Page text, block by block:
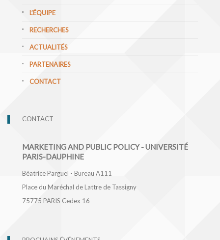
L’ÉQUIPE
RECHERCHES
ACTUALITÉS
PARTENAIRES
CONTACT
CONTACT
MARKETING AND PUBLIC POLICY - UNIVERSITÉ
PARIS-DAUPHINE
Béatrice Parguel - Bureau A111
Place du Maréchal de Lattre de Tassigny
75775 PARIS Cedex 16